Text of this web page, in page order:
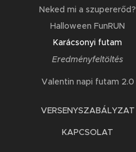
Neked mi a szupererőd?
Halloween FunRUN
Karácsonyi futam
Eredményfeltöltés
Valentin napi futam 2.0
VERSENYSZABÁLYZAT
KAPCSOLAT